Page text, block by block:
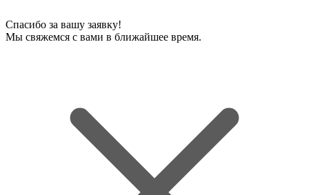
Спасибо за вашу заявку!
Мы свяжемся с вами в ближайшее время.